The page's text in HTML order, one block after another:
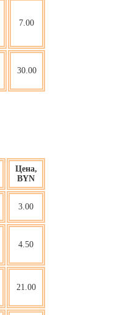
7.00
30.00
Цена,
BYN
3.00
4.50
21.00